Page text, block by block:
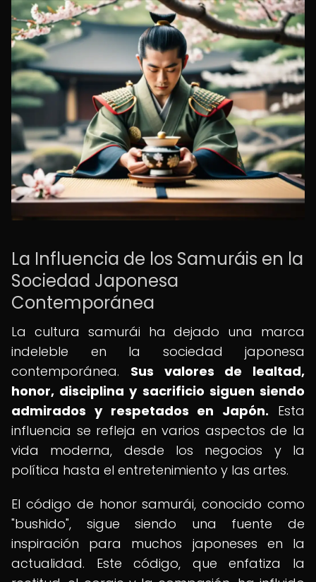
La Influencia de los Samuráis en la
Sociedad Japonesa
Contemporánea
La cultura samurái ha dejado una marca
indeleble en la sociedad japonesa
contemporánea. Sus valores de lealtad,
honor, disciplina y sacrificio siguen siendo
admirados y respetados en Japón. Esta
influencia se refleja en varios aspectos de la
vida moderna, desde los negocios y la
política hasta el entretenimiento y las artes.
El código de honor samurái, conocido como
"bushido", sigue siendo una fuente de
inspiración para muchos japoneses en la
actualidad. Este código, que enfatiza la